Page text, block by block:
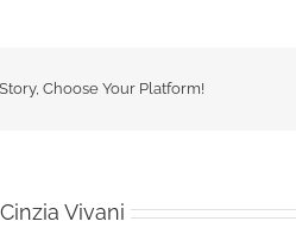
Choose Your Platform!
Cinzia Vivani